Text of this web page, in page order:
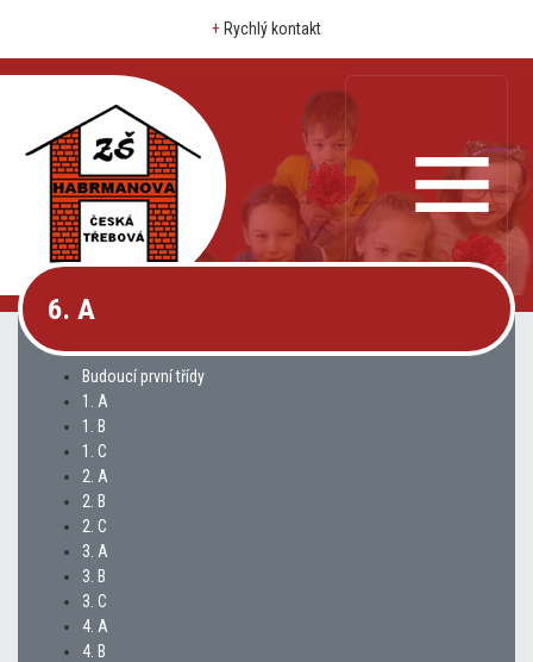
+ Rychlý kontakt
6. A
Budoucí první třídy
1. A
1. B
1. C
2. A
2. B
2. C
3. A
3. B
3. C
4. A
4. B